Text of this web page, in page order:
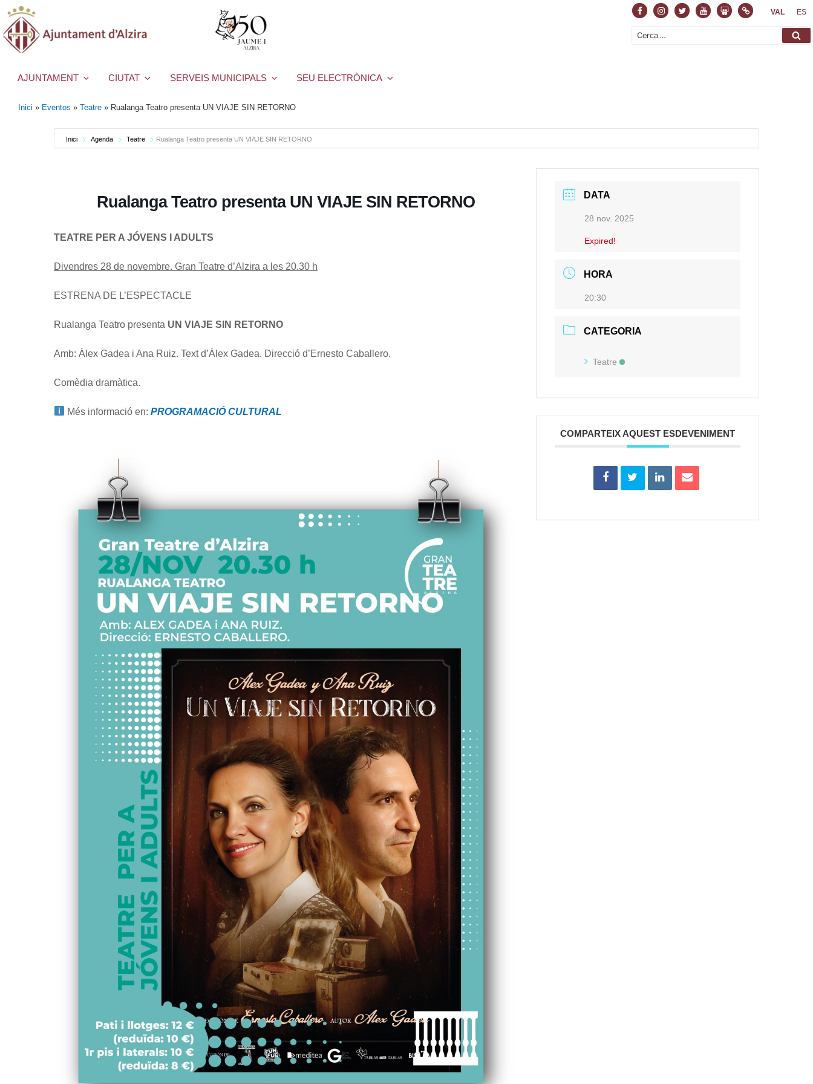
FacebookInstagram
TwitterYoutubeSlideshare
NormasVAL ES
Cerca:
AJUNTAMENT CIUTAT SERVEIS MUNICIPALS SEU ELECTRÒNICA
Inici » Eventos » Teatre » Rualanga Teatro presenta UN VIAJE SIN RETORNO
Inici Agenda Teatre Rualanga Teatro presenta UN VIAJE SIN RETORNO
Rualanga Teatro presenta UN VIAJE SIN RETORNO
TEATRE PER A JÓVENS I ADULTS
Divendres 28 de novembre. Gran Teatre d’Alzira a les 20.30 h
ESTRENA DE L’ESPECTACLE
Rualanga Teatro presenta UN VIAJE SIN RETORNO
Amb: Àlex Gadea i Ana Ruiz. Text d’Àlex Gadea. Direcció d’Ernesto Caballero.
Comèdia dramàtica.
Més informació en:PROGRAMACIÓ CULTURAL
DATA
28 nov. 2025
Expired!
HORA
20:30
CATEGORIA
Teatre
COMPARTEIX AQUEST ESDEVENIMENT